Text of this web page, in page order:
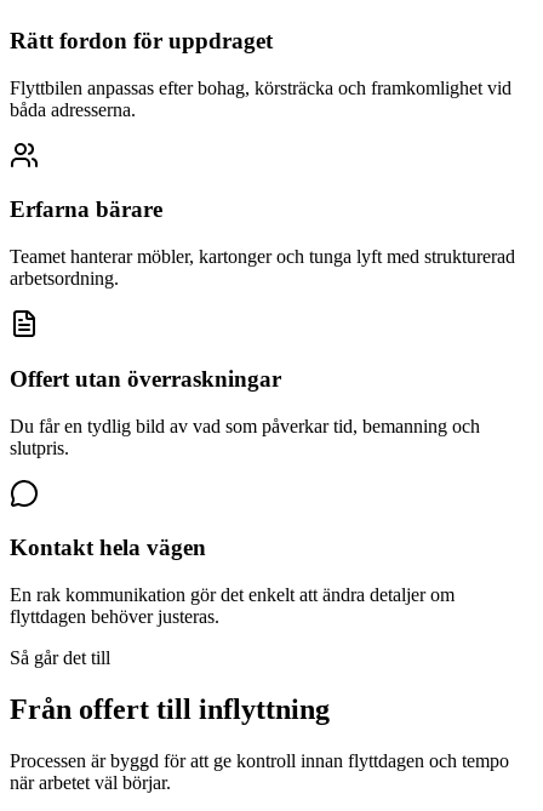
Rätt fordon för uppdraget
Flyttbilen anpassas efter bohag, körsträcka och framkomlighet vid
båda adresserna.
Erfarna bärare
Teamet hanterar möbler, kartonger och tunga lyft med strukturerad
arbetsordning.
Offert utan överraskningar
Du får en tydlig bild av vad som påverkar tid, bemanning och
slutpris.
Kontakt hela vägen
En rak kommunikation gör det enkelt att ändra detaljer om
flyttdagen behöver justeras.
Så går det till
Från offert till inflyttning
Processen är byggd för att ge kontroll innan flyttdagen och tempo
när arbetet väl börjar.